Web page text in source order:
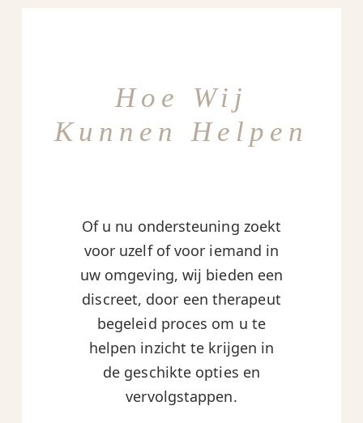
Hoe Wij
Kunnen Helpen
Of u nu ondersteuning zoekt
voor uzelf of voor iemand in
uw omgeving, wij bieden een
discreet, door een therapeut
begeleid proces om u te
helpen inzicht te krijgen in
de geschikte opties en
vervolgstappen.